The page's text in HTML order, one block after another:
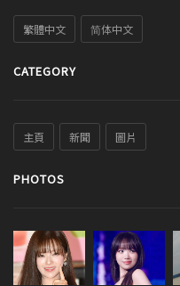
繁體中文 简体中文
CATEGORY
主頁 新聞 圖片
PHOTOS